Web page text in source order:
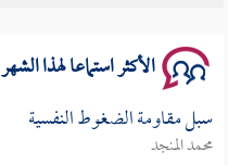
الأكثر استماعا لهذا الشهر
سبل مقاومة الضغوط النفسية
محمد المنجد